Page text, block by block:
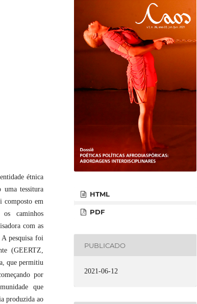
étnica
uma tessitura
composto em
caminhos
com as
pesquisa foi
(GEERTZ,
que permitiu
por
que
produzida ao
HTML
PDF
PUBLICADO
2021-06-12